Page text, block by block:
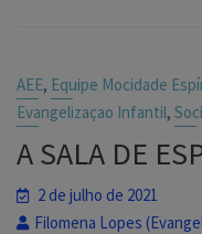
AEE, Equipe Mocidade
Evangelizaçao Infantil,
A SALA DE
2 de julho de 2021
Filomena Lopes